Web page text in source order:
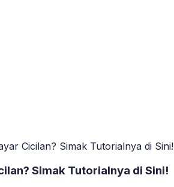
Cicilan? Simak Tutorialnya di Sini!
Simak Tutorialnya di Sini!